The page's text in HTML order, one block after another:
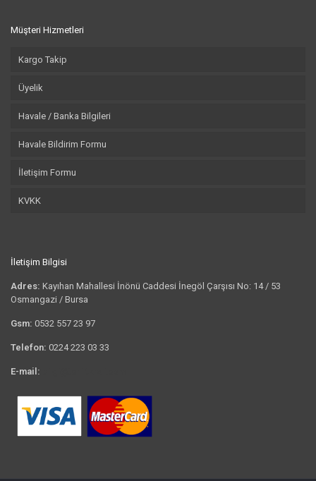
Müşteri Hizmetleri
Kargo Takip
Üyelik
Havale / Banka Bilgileri
Havale Bildirim Formu
İletişim Formu
KVKK
İletişim Bilgisi
Adres: Kayıhan Mahallesi İnönü Caddesi İnegöl Çarşısı No: 14 / 53
Osmangazi / Bursa
Gsm: 0532 557 23 97
Telefon: 0224 223 03 33
E-mail: